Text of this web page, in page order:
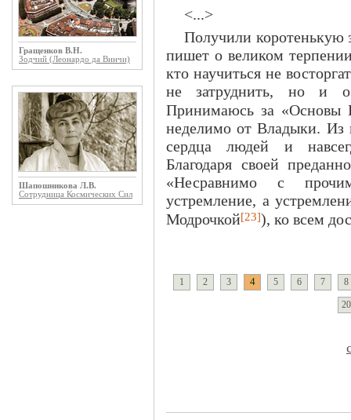
Гращенков В.Н.
Зодчий (Леонардо да Винчи)
Шапошникова Л.В.
Сотрудница Космических Сил
<...>
Получили коротенькую
пишет о великом
кто научиться не
не затруднить, но и
Принимаюсь за «Основы
неделимо от Владыки. Из
сердца людей и
Благодаря своей
«Несравнимо с
устремление, а
Модрочкой[23]), ко всем
1 2 3 4 5 6 7 8
20